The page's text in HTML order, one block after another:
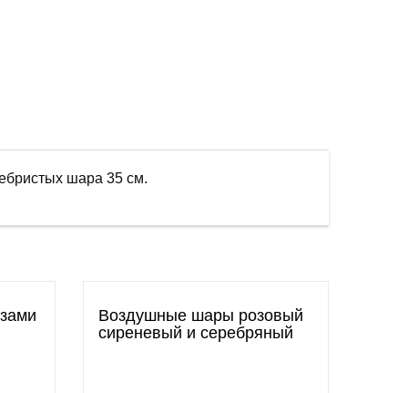
шара 35 см.
Воздушные шары розовый
сиреневый и серебряный